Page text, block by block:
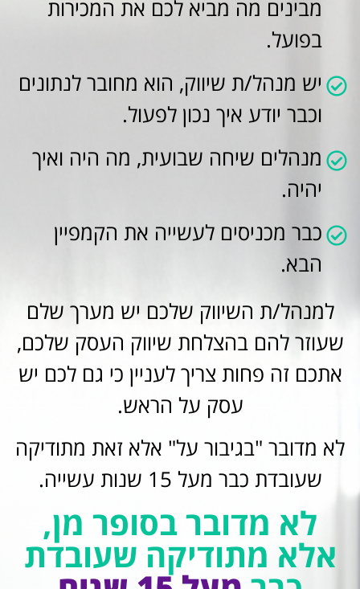
מבינים מה מביא לכם את המכירות
בפועל.
יש מנהל/ת שיווק, הוא מחובר לנתונים
וכבר יודע איך נכון לפעול.
מנהלים שיחה שבועית, מה היה ואיך
יהיה.
כבר מכניסים לעשייה את הקמפיין
הבא.
למנהל/ת השיווק שלכם יש מערך שלם
שעוזר להם בהצלחת שיווק העסק שלכם,
אתכם זה פחות צריך לעניין כי גם לכם יש
עסק על הראש.
לא מדובר "בגיבור על" אלא זאת מתודיקה
שעובדת כבר מעל 15 שנות עשייה.
לא מדובר בסופר מן,
אלא מתודיקהשעובדת